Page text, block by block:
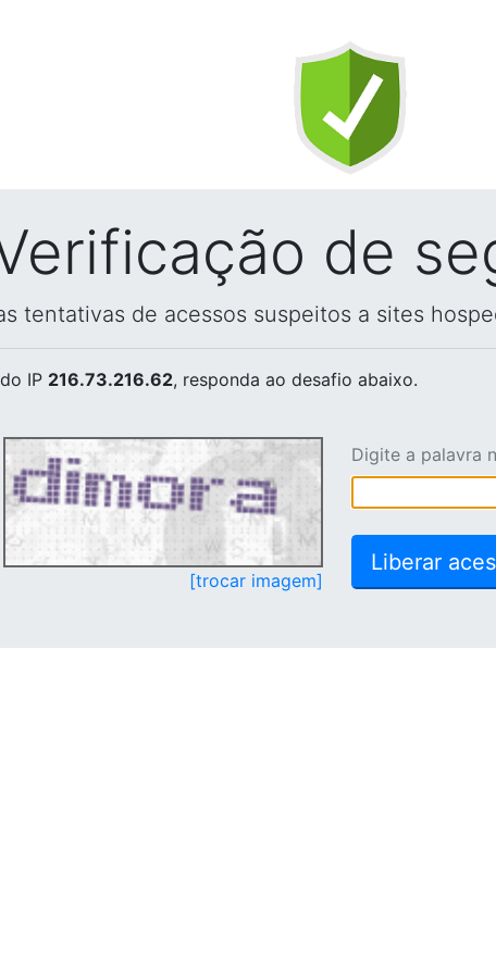
de
tentativas de acessos suspeitos a sites
do IP 216.73.216.62, responda ao desafio abaixo.
[trocar imagem]
Digite a palavra